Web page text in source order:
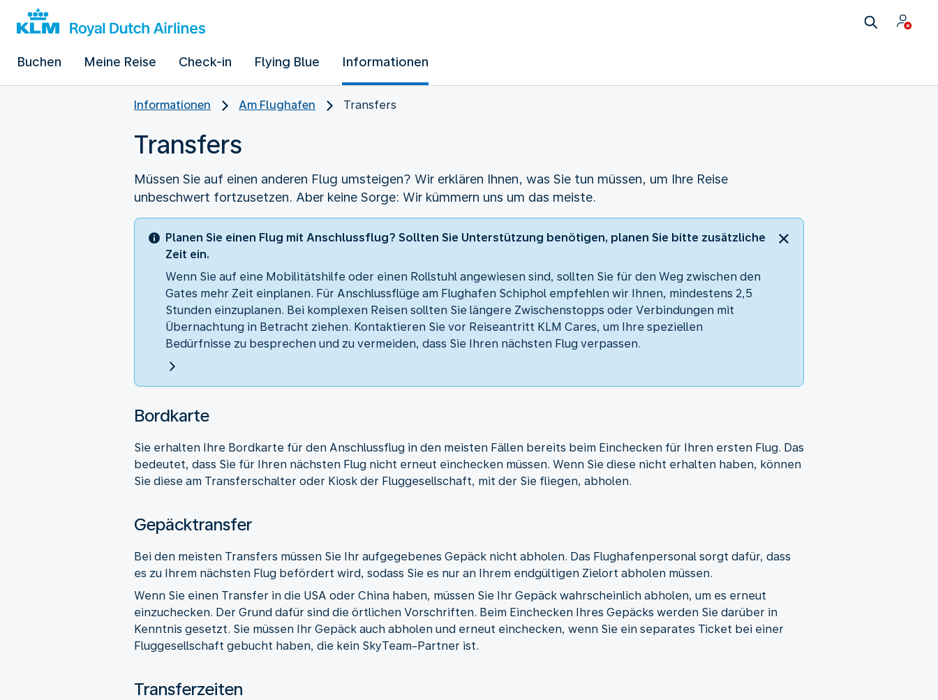
Buchen Meine Reise Check-in Flying Blue Informationen
Informationen Am Flughafen Transfers
Transfers
Müssen Sie auf einen anderen Flug umsteigen? Wir erklären Ihnen, was Sie tun müssen, um Ihre Reise
unbeschwert fortzusetzen. Aber keine Sorge: Wir kümmern uns um das meiste.
Planen Sie einen Flug mit Anschlussflug? Sollten Sie Unterstützung benötigen, planen Sie bitte zusätzliche
Zeit ein.
Wenn Sie auf eine Mobilitätshilfe oder einen Rollstuhl angewiesen sind, sollten Sie für den Weg zwischen den
Gates mehr Zeit einplanen. Für Anschlussflüge am Flughafen Schiphol empfehlen wir Ihnen, mindestens 2,5
Stunden einzuplanen. Bei komplexen Reisen sollten Sie längere Zwischenstopps oder Verbindungen mit
Übernachtung in Betracht ziehen. Kontaktieren Sie vor Reiseantritt KLM Cares, um Ihre speziellen
Bedürfnisse zu besprechen und zu vermeiden, dass Sie Ihren nächsten Flug verpassen.
Bordkarte
Sie erhalten Ihre Bordkarte für den Anschlussflug in den meisten Fällen bereits beim Einchecken für Ihren ersten Flug. Das
bedeutet, dass Sie für Ihren nächsten Flug nicht erneut einchecken müssen. Wenn Sie diese nicht erhalten haben, können
Sie diese am Transferschalter oder Kiosk der Fluggesellschaft, mit der Sie fliegen, abholen.
Gepäcktransfer
Bei den meisten Transfers müssen Sie Ihr aufgegebenes Gepäck nicht abholen. Das Flughafenpersonal sorgt dafür, dass
es zu Ihrem nächsten Flug befördert wird, sodass Sie es nur an Ihrem endgültigen Zielort abholen müssen.
Wenn Sie einen Transfer in die USA oder China haben, müssen Sie Ihr Gepäck wahrscheinlich abholen, um es erneut
einzuchecken. Der Grund dafür sind die örtlichen Vorschriften. Beim Einchecken Ihres Gepäcks werden Sie darüber in
Kenntnis gesetzt. Sie müssen Ihr Gepäck auch abholen und erneut einchecken, wenn Sie ein separates Ticket bei einer
Fluggesellschaft gebucht haben, die kein SkyTeam-Partner ist.
Transferzeiten